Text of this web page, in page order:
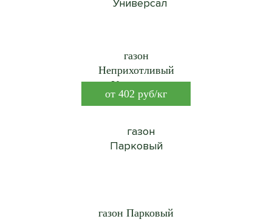
газон
Неприхотливый
Универсал
от 402 руб/кг
газон Парковый